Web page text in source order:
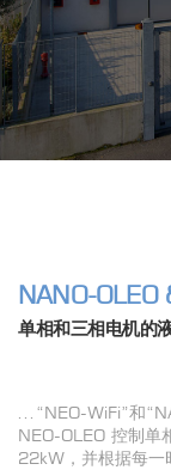
NANO-OLEO
单相和三相电机的
...“NEO-WiFi”和
NEO-OLEO 控制单
22kW，并根据每一